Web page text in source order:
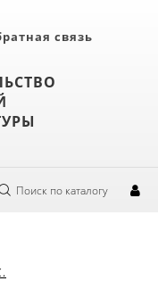
связь
Поиск по каталогу